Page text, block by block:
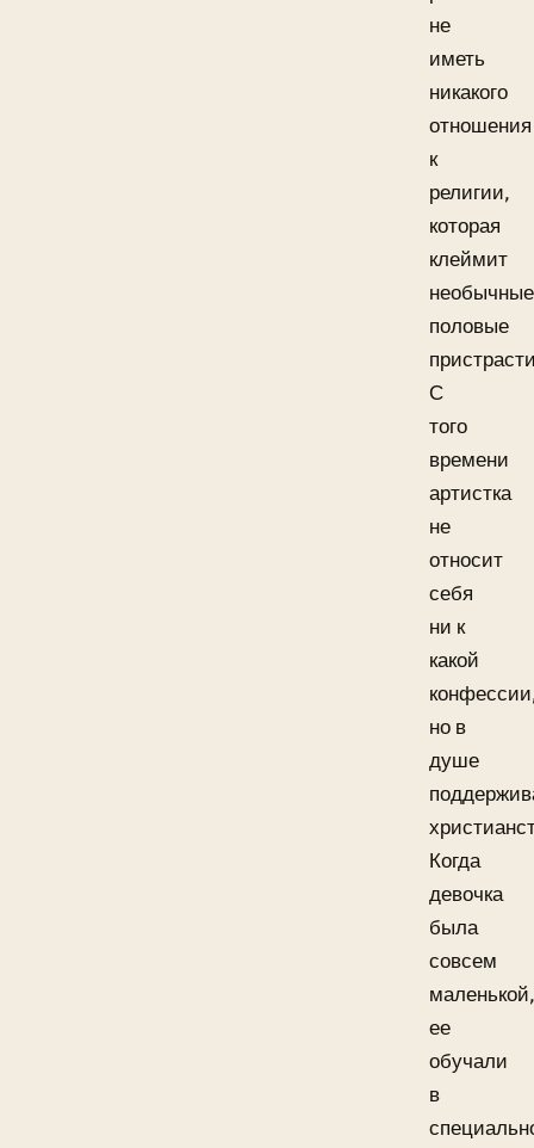
не
иметь
никакого
отношения
к
религии,
которая
клеймит
необычные
половые
С
того
времени
артистка
не
относит
себя
ни к
какой
но в
душе
Когда
девочка
была
совсем
маленькой,
ее
обучали
в